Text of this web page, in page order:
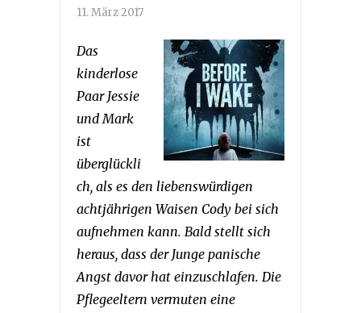
11. März 2017
Das
kinderlose
Paar Jessie
und Mark
ist
überglückli
ch, als es den liebenswürdigen
achtjährigen Waisen Cody bei sich
aufnehmen kann. Bald stellt sich
heraus, dass der Junge panische
Angst davor hat einzuschlafen. Die
Pflegeeltern vermuten eine